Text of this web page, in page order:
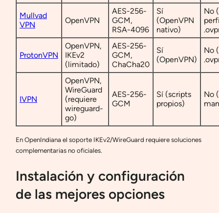
Mullvad
VPN
OpenVPN
AES-256-
GCM,
RSA-4096
Sí
(OpenVPN
nativo)
No
ProtonVPN
OpenVPN,
IKEv2
(limitado)
AES-256-
GCM,
ChaCha20
Sí
(OpenVPN)
No
IVPN
OpenVPN,
WireGuard
(requiere
wireguard-
go)
AES-256-
GCM
Sí (scripts
propios)
No
En OpenIndiana el soporte IKEv2/WireGuard requiere soluciones
complementarias no oficiales.
Instalación y configuración
de las mejores opciones